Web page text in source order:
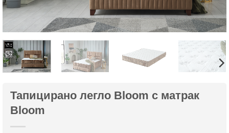
Тапицирано легло Bloom с матрак
Bloom